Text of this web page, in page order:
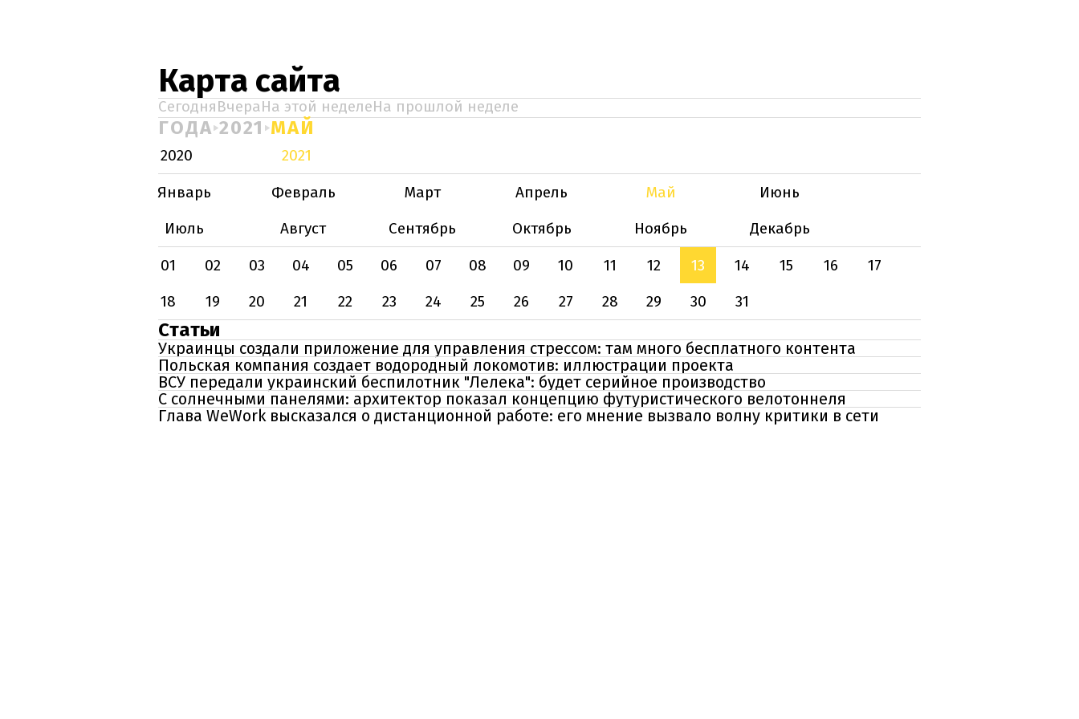
Карта сайта
СегодняВчераНа этой неделеНа прошлой неделе
ГОДА 2021 МАЙ
2020
2021
Январь
Февраль Март Апрель Май
Июнь
Июль
Август Сентябрь Октябрь Ноябрь
Декабрь
01
02 03 04 05 06 07 08 09 10 11 12 13 14 15 16
17
18
19 20 21 22 23 24 25 26 27 28 29 30 31
Статьи
Украинцы создали приложение для управления стрессом: там много бесплатного контента
Польская компания создает водородный локомотив: иллюстрации проекта
ВСУ передали украинский беспилотник "Лелека": будет серийное производство
С солнечными панелями: архитектор показал концепцию футуристического велотоннеля
Глава WeWork высказался о дистанционной работе: его мнение вызвало волну критики в сети